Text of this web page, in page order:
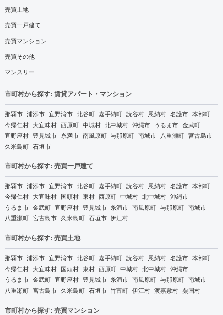
売買土地
売買一戸建て
売買マンション
売買その他
マンスリー
市町村から探す: 賃貸アパート・マンション
那覇市 浦添市 宜野湾市 北谷町 嘉手納町 読谷村 恩納村 名護市 本部町
今帰仁村 大宜味村 西原町 中城村 北中城村 沖縄市 うるま市 金武町
宜野座村 豊見城市 糸満市 南風原町 与那原町 南城市 八重瀬町 宮古島市
久米島町 石垣市
市町村から探す: 売買一戸建て
那覇市 浦添市 宜野湾市 北谷町 嘉手納町 読谷村 恩納村 名護市 本部町
今帰仁村 大宜味村 国頭村 東村 西原町 中城村 北中城村 沖縄市
うるま市 金武町 宜野座村 豊見城市 糸満市 南風原町 与那原町 南城市
八重瀬町 宮古島市 久米島町 石垣市 伊江村
市町村から探す: 売買土地
那覇市 浦添市 宜野湾市 北谷町 嘉手納町 読谷村 恩納村 名護市 本部町
今帰仁村 大宜味村 国頭村 東村 西原町 中城村 北中城村 沖縄市
うるま市 金武町 宜野座村 豊見城市 糸満市 南風原町 与那原町 南城市
八重瀬町 宮古島市 久米島町 石垣市 竹富町 伊江村 渡嘉敷村 粟国村
市町村から探す: 売買マンション